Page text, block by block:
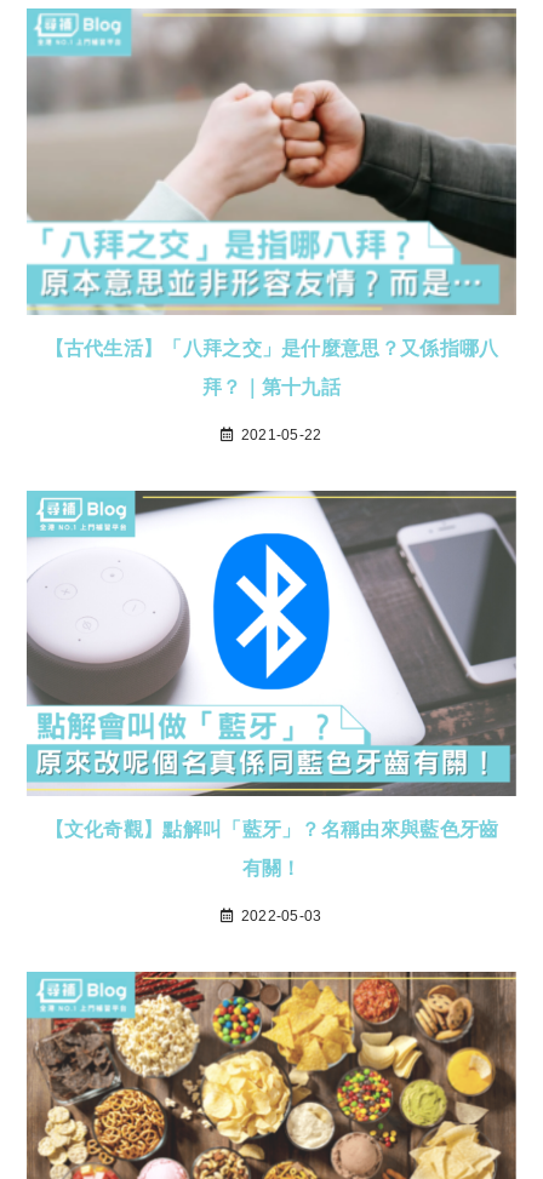
【古代生活】「八拜之交」是什麼意思？又係指哪八
拜？｜第十九話
2021-05-22
【文化奇觀】點解叫「藍牙」？名稱由來與藍色牙齒
有關！
2022-05-03